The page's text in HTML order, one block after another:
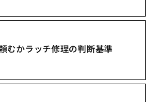
むかラッチ修理の判断基準